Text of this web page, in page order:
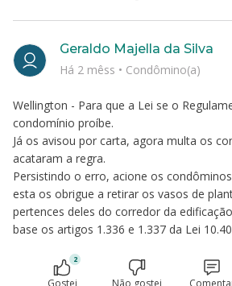
Wellington - Para que a Lei se o
condomínio proíbe.
Já os avisou por carta, agora multa os
acataram a regra.
Persistindo o erro, acione os
esta os obrigue a retirar os vasos de
pertences deles do corredor da
base os artigos 1.336 e 1.337 da Lei
Geraldo Majella da Silva
Há 2 mêss • Condômino(a)
2
Gostei Não gostei